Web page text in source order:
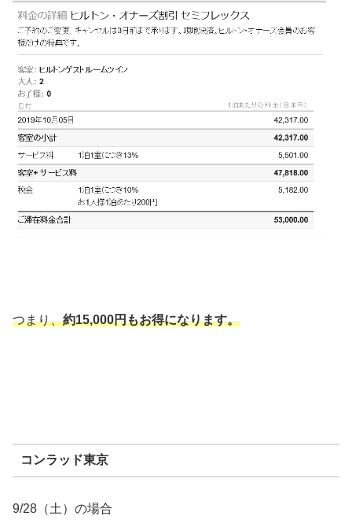
つまり、約15,000円もお得になります。
コンラッド東京
9/28（土）の場合